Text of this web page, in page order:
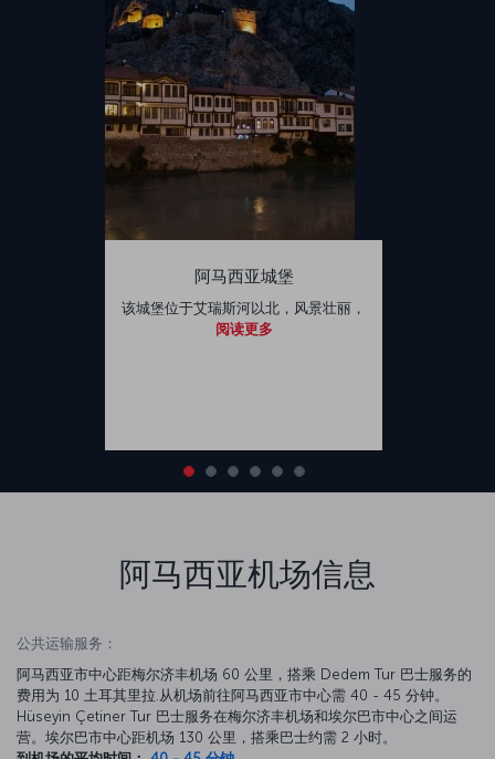
阿马西亚城堡
该城堡位于艾瑞斯河以北，风景壮丽，
阅读更多
阿马西亚机场信息
公共运输服务：
阿马西亚市中心距梅尔济丰机场 60 公里，搭乘 Dedem Tur 巴士服务的
费用为 10 土耳其里拉.从机场前往阿马西亚市中心需 40 - 45 分钟。
Hüseyin Çetiner Tur 巴士服务在梅尔济丰机场和埃尔巴市中心之间运
营。埃尔巴市中心距机场 130 公里，搭乘巴士约需 2 小时。